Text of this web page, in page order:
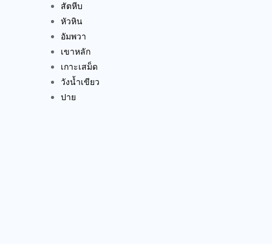
สัตหีบ
หัวหิน
อัมพวา
เขาหลัก
เกาะเสม็ด
วังน้ำเขียว
ปาย